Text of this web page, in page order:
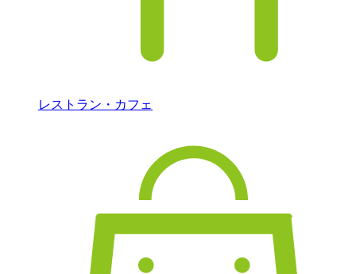
レストラン・カフェ